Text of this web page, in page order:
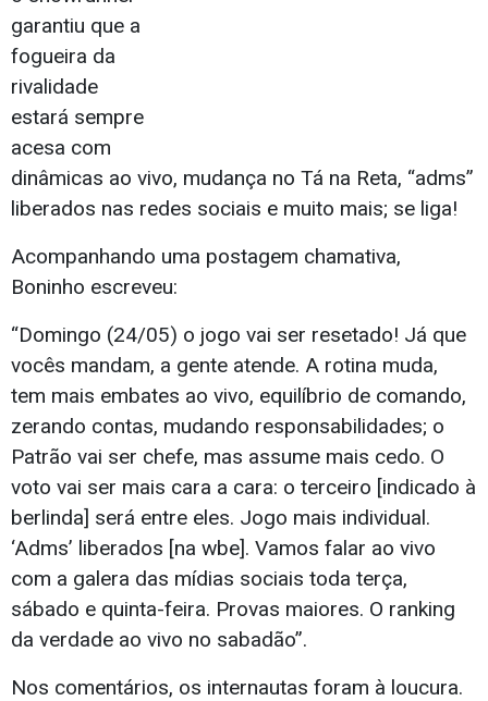
garantiu que a
fogueira da
rivalidade
estará sempre
acesa com
dinâmicas ao vivo, mudança no Tá na Reta, “adms”
liberados nas redes sociais e muito mais; se liga!
Acompanhando uma postagem chamativa,
Boninho escreveu:
“Domingo (24/05) o jogo vai ser resetado! Já que
vocês mandam, a gente atende. A rotina muda,
tem mais embates ao vivo, equilíbrio de comando,
zerando contas, mudando responsabilidades; o
Patrão vai ser chefe, mas assume mais cedo. O
voto vai ser mais cara a cara: o terceiro [indicado à
berlinda] será entre eles. Jogo mais individual.
‘Adms’ liberados [na wbe]. Vamos falar ao vivo
com a galera das mídias sociais toda terça,
sábado e quinta-feira. Provas maiores. O ranking
da verdade ao vivo no sabadão”.
Nos comentários, os internautas foram à loucura.